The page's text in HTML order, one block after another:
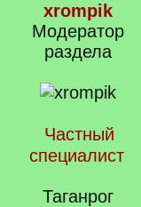
xrompik
Модератор
раздела
Частный
специалист
Таганрог